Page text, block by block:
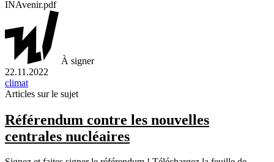
INAvenir.pdf
À signer
22.11.2022
climat
Articles sur le sujet
Référendum contre les nouvelles
centrales nucléaires